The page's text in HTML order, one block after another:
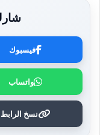
فيسبوك
واتساب
نسخ الرابط